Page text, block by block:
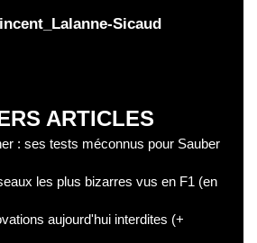
Sicaud
ARTICLES
: ses tests méconnus pour Sauber
les plus bizarres vus en F1 (en
aujourd'hui interdites (+